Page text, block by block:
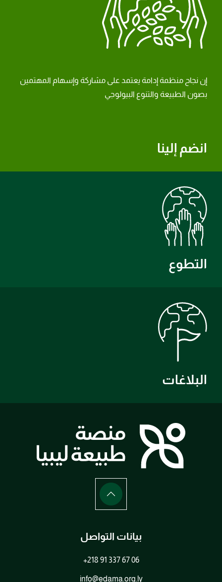
انضم إلينا
إن نجاح منظمة إدامة يعتمد على مشاركة وإسهام المهتمين
بصون الطبيعة والتنوع البيولوجي
التطوع
البلاغات
بيانات التواصل
+218 91 337 67 06
info@edama.org.ly